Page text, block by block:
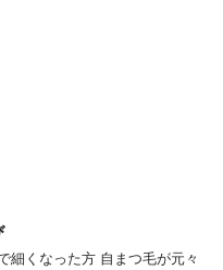
細くなった方 自まつ毛が元々